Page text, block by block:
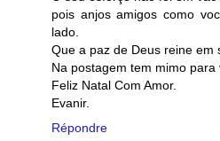
pois anjos amigos como
lado.
Que a paz de Deus reine em
Na postagem tem mimo para
Feliz Natal Com Amor.
Evanir.
Répondre